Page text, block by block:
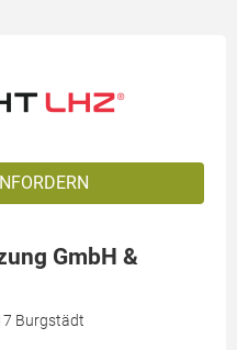
GmbH &
Burgstädt